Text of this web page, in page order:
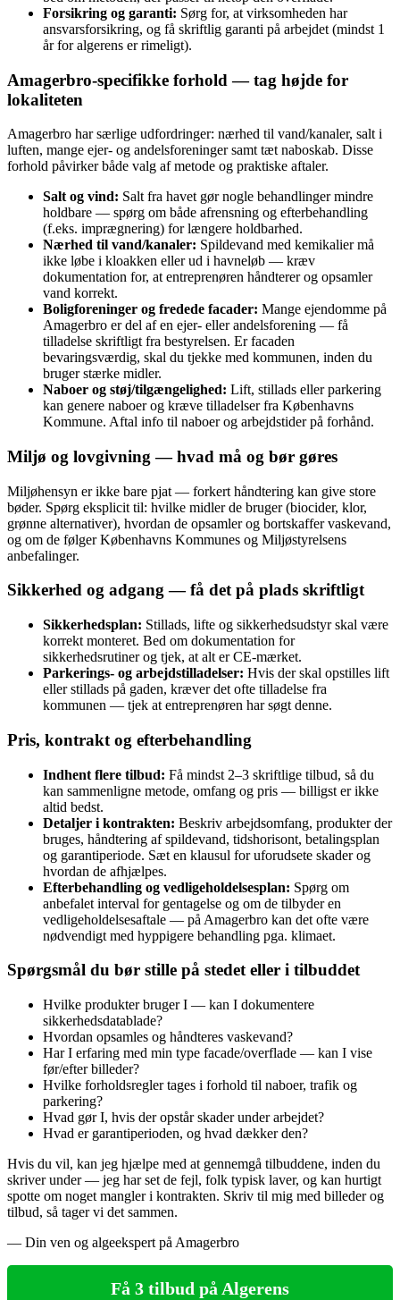
Forsikring og garanti: Sørg for, at virksomheden har
ansvarsforsikring, og få skriftlig garanti på arbejdet (mindst 1
år for algerens er rimeligt).
Amagerbro‑specifikke forhold — tag højde for
lokaliteten
Amagerbro har særlige udfordringer: nærhed til vand/kanaler, salt i
luften, mange ejer- og andelsforeninger samt tæt naboskab. Disse
forhold påvirker både valg af metode og praktiske aftaler.
Salt og vind: Salt fra havet gør nogle behandlinger mindre
holdbare — spørg om både afrensning og efterbehandling
(f.eks. imprægnering) for længere holdbarhed.
Nærhed til vand/kanaler: Spildevand med kemikalier må
ikke løbe i kloakken eller ud i havneløb — kræv
dokumentation for, at entreprenøren håndterer og opsamler
vand korrekt.
Boligforeninger og fredede facader: Mange ejendomme på
Amagerbro er del af en ejer- eller andelsforening — få
tilladelse skriftligt fra bestyrelsen. Er facaden
bevaringsværdig, skal du tjekke med kommunen, inden du
bruger stærke midler.
Naboer og støj/tilgængelighed: Lift, stillads eller parkering
kan genere naboer og kræve tilladelser fra Københavns
Kommune. Aftal info til naboer og arbejdstider på forhånd.
Miljø og lovgivning — hvad må og bør gøres
Miljøhensyn er ikke bare pjat — forkert håndtering kan give store
bøder. Spørg eksplicit til: hvilke midler de bruger (biocider, klor,
grønne alternativer), hvordan de opsamler og bortskaffer vaskevand,
og om de følger Københavns Kommunes og Miljøstyrelsens
anbefalinger.
Sikkerhed og adgang — få det på plads skriftligt
Sikkerhedsplan: Stillads, lifte og sikkerhedsudstyr skal være
korrekt monteret. Bed om dokumentation for
sikkerhedsrutiner og tjek, at alt er CE‑mærket.
Parkerings- og arbejdstilladelser: Hvis der skal opstilles lift
eller stillads på gaden, kræver det ofte tilladelse fra
kommunen — tjek at entreprenøren har søgt denne.
Pris, kontrakt og efterbehandling
Indhent flere tilbud: Få mindst 2–3 skriftlige tilbud, så du
kan sammenligne metode, omfang og pris — billigst er ikke
altid bedst.
Detaljer i kontrakten: Beskriv arbejdsomfang, produkter der
bruges, håndtering af spildevand, tidshorisont, betalingsplan
og garantiperiode. Sæt en klausul for uforudsete skader og
hvordan de afhjælpes.
Efterbehandling og vedligeholdelsesplan: Spørg om
anbefalet interval for gentagelse og om de tilbyder en
vedligeholdelsesaftale — på Amagerbro kan det ofte være
nødvendigt med hyppigere behandling pga. klimaet.
Spørgsmål du bør stille på stedet eller i tilbuddet
Hvilke produkter bruger I — kan I dokumentere
sikkerhedsdatablade?
Hvordan opsamles og håndteres vaskevand?
Har I erfaring med min type facade/overflade — kan I vise
før/efter billeder?
Hvilke forholdsregler tages i forhold til naboer, trafik og
parkering?
Hvad gør I, hvis der opstår skader under arbejdet?
Hvad er garantiperioden, og hvad dækker den?
Hvis du vil, kan jeg hjælpe med at gennemgå tilbuddene, inden du
skriver under — jeg har set de fejl, folk typisk laver, og kan hurtigt
spotte om noget mangler i kontrakten. Skriv til mig med billeder og
tilbud, så tager vi det sammen.
— Din ven og algeekspert på Amagerbro
Få 3 tilbud på Algerens